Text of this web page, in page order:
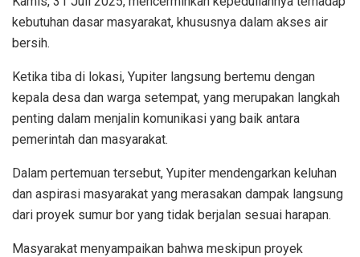
kebutuhan dasar masyarakat, khususnya dalam akses air
bersih.
Ketika tiba di lokasi, Yupiter langsung bertemu dengan
kepala desa dan warga setempat, yang merupakan langkah
penting dalam menjalin komunikasi yang baik antara
pemerintah dan masyarakat.
Dalam pertemuan tersebut, Yupiter mendengarkan keluhan
dan aspirasi masyarakat yang merasakan dampak langsung
dari proyek sumur bor yang tidak berjalan sesuai harapan.
Masyarakat menyampaikan bahwa meskipun proyek